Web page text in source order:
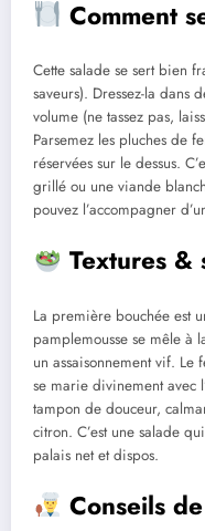
Comment
Cette salade se sert bien
saveurs). Dressez-la dans
volume (ne tassez pas,
Parsemez les pluches de
réservées sur le dessus.
grillé ou une viande
pouvez l’accompagner
Textures &
La première bouchée est
pamplemousse se mêle
un assaisonnement vif.
se marie divinement avec
tampon de douceur,
citron. C’est une salade
palais net et dispos.
Conseils